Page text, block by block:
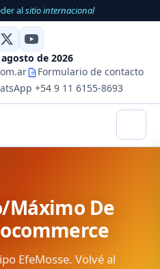
alsitio internacional
de 2026
Formulario de contacto
+54 9 11 6155-8693
Máximo De
EfeMosse. Volvé al